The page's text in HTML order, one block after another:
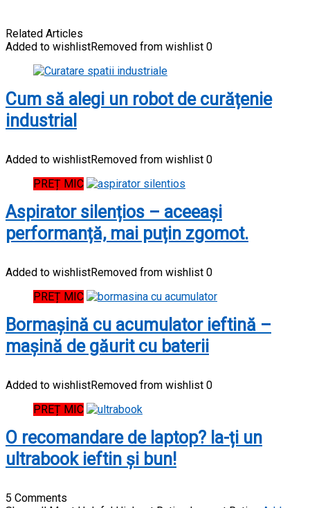
Related Articles
Added to wishlistRemoved from wishlist 0
Cum să alegi un robot de curățenie
industrial
Added to wishlistRemoved from wishlist 0
PREȚ MIC
Aspirator silențios – aceeași
performanță, mai puțin zgomot.
Added to wishlistRemoved from wishlist 0
PREȚ MIC
Bormașină cu acumulator ieftină –
mașină de găurit cu baterii
Added to wishlistRemoved from wishlist 0
PREȚ MIC
O recomandare de laptop? Ia-ți un
ultrabook ieftin și bun!
5 Comments